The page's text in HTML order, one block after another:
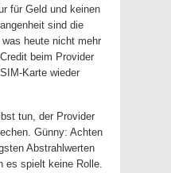
für Geld und keinen
sind die
heute nicht mehr
beim Provider
Karte wieder
tun, der Provider
Günny: Achten
Abstrahlwerten
es spielt keine Rolle.